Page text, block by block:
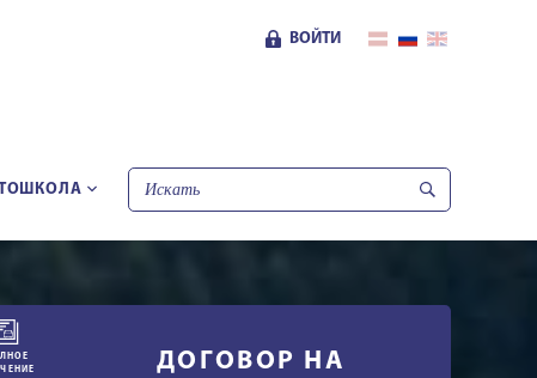
ВОЙТИ
ДОГОВОР НА